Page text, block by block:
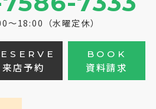
～18:00（水曜定休）
来店予約
BOOK
資料請求